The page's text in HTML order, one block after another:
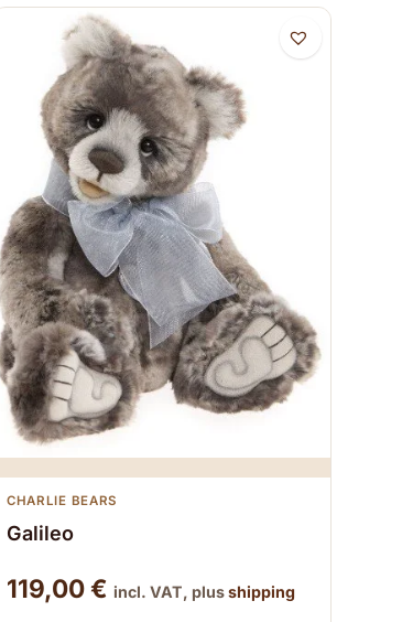
CHARLIE BEARS
Galileo
119,00€ incl. VAT, plusshipping